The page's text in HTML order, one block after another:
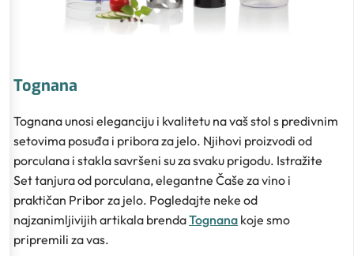
Tognana
Tognana unosi eleganciju i kvalitetu na vaš stol s predivnim
setovima posuđa i pribora za jelo. Njihovi proizvodi od
porculana i stakla savršeni su za svaku prigodu. Istražite
Set tanjura od porculana, elegantne Čaše za vino i
praktičan Pribor za jelo. Pogledajte neke od
najzanimljivijih artikala brendaTognana koje smo
pripremili za vas.